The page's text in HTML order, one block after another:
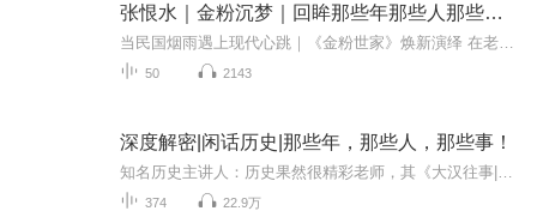
张恨水｜金粉沉梦｜回眸那些年那些人那些事儿
50 2143
深度解密|闲话历史|那些年，那些人，那些事！
374 22.9万